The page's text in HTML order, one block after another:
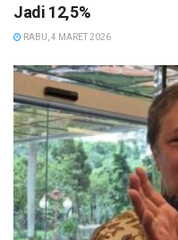
Jadi 12,5%
RABU, 4 MARET 2026